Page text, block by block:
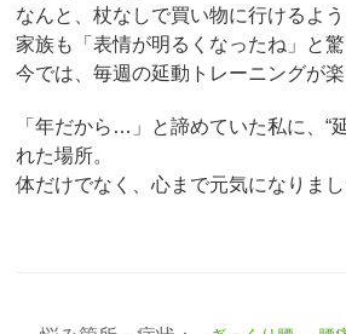
なんと、杖なしで買い物に行けるよう
家族も「表情が明るくなったね」と驚
今では、毎週の延動トレーニングが楽
「年だから…」と諦めていた私に、“
れた場所。
体だけでなく、心まで元気になりまし